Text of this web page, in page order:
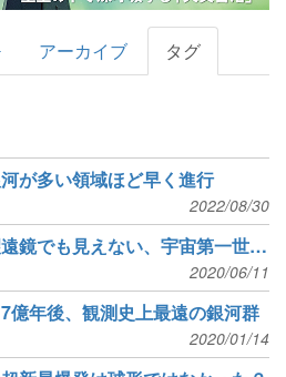
アーカイブ タグ
が多い領域ほど早く進行
2022/08/30
ハッブル宇宙望遠鏡でも見えない、宇宙第一世代の恒星
2020/06/11
億年後、観測史上最遠の銀河群
2020/01/14